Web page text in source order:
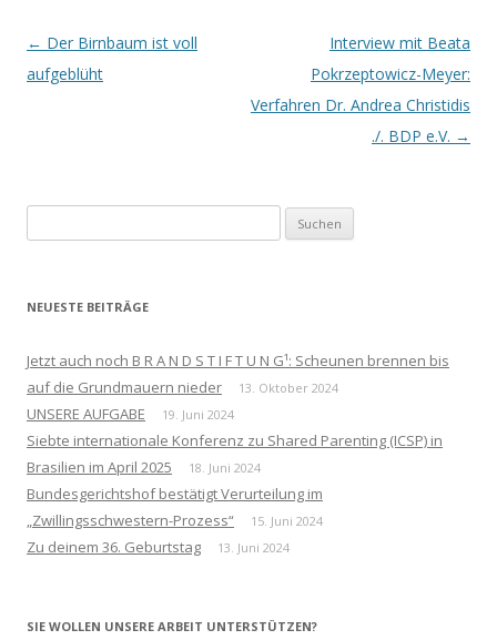
Beitrags-
Navigation
← Der Birnbaum ist voll
aufgeblüht
Interview mit Beata
Pokrzeptowicz-Meyer:
Verfahren Dr. Andrea Christidis
./. BDP e.V. →
nach:
NEUESTE BEITRÄGE
Jetzt auch noch B R A N D S T I F T U N G¹: Scheunen brennen bis
auf die Grundmauern nieder
13. Oktober 2024
UNSERE AUFGABE 19. Juni 2024
Siebte internationale Konferenz zu Shared Parenting (ICSP) in
Brasilien im April 2025
18. Juni 2024
Bundesgerichtshof bestätigt Verurteilung im
„Zwillingsschwestern-Prozess“
15. Juni 2024
Zu deinem 36. Geburtstag 13. Juni 2024
SIE WOLLEN UNSERE ARBEIT UNTERSTÜTZEN?